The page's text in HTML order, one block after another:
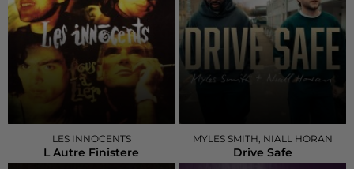
LES INNOCENTS
L Autre Finistere
MYLES SMITH, NIALL HORAN
Drive Safe